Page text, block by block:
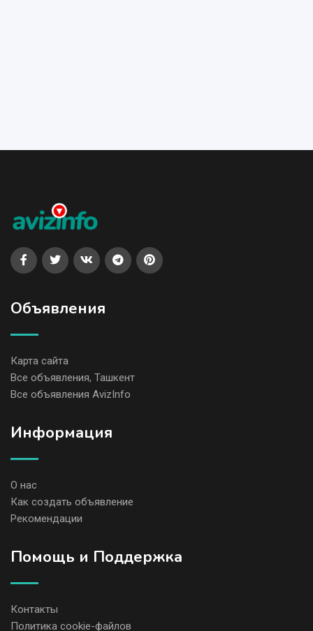
Объявления
Карта сайта
Все объявления, Ташкент
Все объявления AvizInfo
Информация
О нас
Как создать объявление
Рекомендации
Помощь и Поддержка
Контакты
Политика cookie-файлов